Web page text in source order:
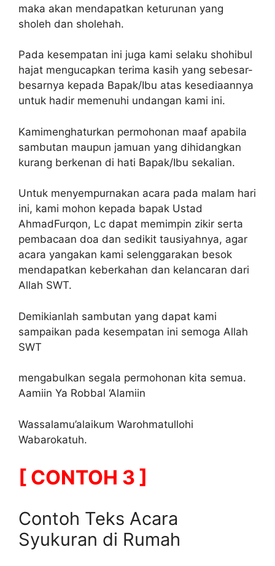
maka akan mendapatkan keturunan yang
sholeh dan sholehah.
Pada kesempatan ini juga kami selaku shohibul
hajat mengucapkan terima kasih yang sebesar-
besarnya kepada Bapak/Ibu atas kesediaannya
untuk hadir memenuhi undangan kami ini.
Kamimenghaturkan permohonan maaf apabila
sambutan maupun jamuan yang dihidangkan
kurang berkenan di hati Bapak/Ibu sekalian.
Untuk menyempurnakan acara pada malam hari
ini, kami mohon kepada bapak Ustad
AhmadFurqon, Lc dapat memimpin zikir serta
pembacaan doa dan sedikit tausiyahnya, agar
acara yangakan kami selenggarakan besok
mendapatkan keberkahan dan kelancaran dari
Allah SWT.
Demikianlah sambutan yang dapat kami
sampaikan pada kesempatan ini semoga Allah
SWT
mengabulkan segala permohonan kita semua.
Aamiin Ya Robbal ‘Alamiin
Wassalamu’alaikum Warohmatullohi
Wabarokatuh.
[ CONTOH 3 ]
Contoh Teks Acara
Syukuran di Rumah